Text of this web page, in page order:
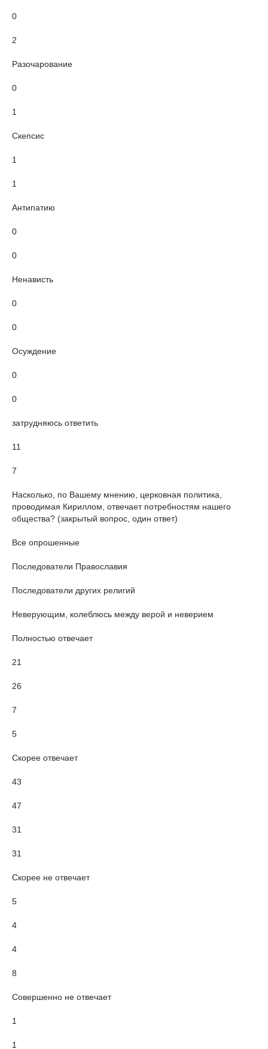
0
2
Разочарование
0
1
Скепсис
1
1
Антипатию
0
0
Ненависть
0
0
Осуждение
0
0
затрудняюсь ответить
11
7
Насколько, по Вашему мнению, церковная политика,
проводимая Кириллом, отвечает потребностям нашего
общества? (закрытый вопрос, один ответ)
Все опрошенные
Последователи Православия
Последователи других религий
Неверующим, колеблюсь между верой и неверием
Полностью отвечает
21
26
7
5
Скорее отвечает
43
47
31
31
Скорее не отвечает
5
4
4
8
Совершенно не отвечает
1
1